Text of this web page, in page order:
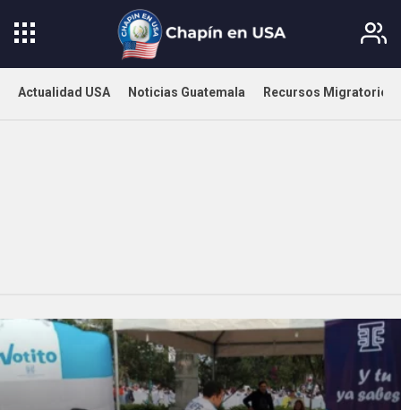
Actualidad USA Noticias Guatemala Recursos Migratorios